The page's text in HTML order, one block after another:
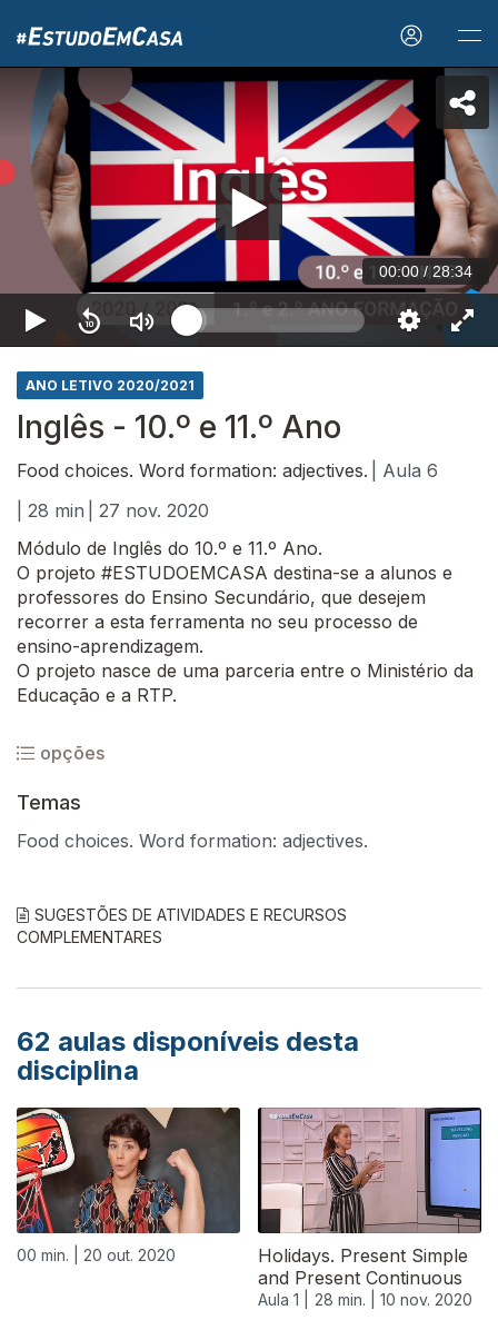
00:00 / 28:34
ANO LETIVO 2020/2021
Inglês - 10.º e 11.º Ano
Food choices. Word formation: adjectives.
| Aula 6
| 28 min
| 27 nov. 2020
Módulo de Inglês do 10.º e 11.º Ano.
O projeto #ESTUDOEMCASA destina-se a alunos e
professores do Ensino Secundário, que desejem
recorrer a esta ferramenta no seu processo de
ensino-aprendizagem.
O projeto nasce de uma parceria entre o Ministério da
Educação e a RTP.
opções
Temas
Food choices. Word formation: adjectives.
SUGESTÕES DE ATIVIDADES E RECURSOS
COMPLEMENTARES
62 aulas disponíveis desta
disciplina
00 min. | 20 out. 2020
Holidays. Present Simple
and Present Continuous
Aula 1 | 28 min. | 10 nov. 2020